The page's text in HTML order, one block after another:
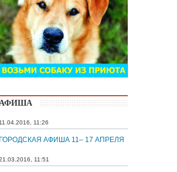
11.04.2016, 11:26
ГОРОДСКАЯ АФИША 11– 17 АПРЕЛЯ
11:51